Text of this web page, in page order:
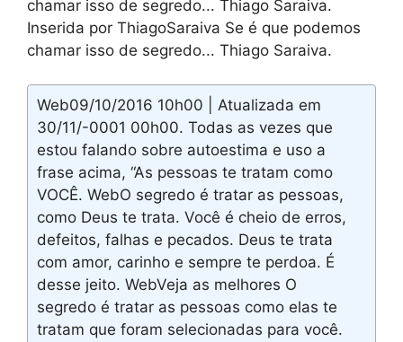
chamar isso de segredo... Thiago Saraiva.
Inserida por ThiagoSaraiva Se é que podemos
chamar isso de segredo... Thiago Saraiva.
Web09/10/2016 10h00 | Atualizada em
30/11/-0001 00h00. Todas as vezes que
estou falando sobre autoestima e uso a
frase acima, “As pessoas te tratam como
VOCÊ. WebO segredo é tratar as pessoas,
como Deus te trata. Você é cheio de erros,
defeitos, falhas e pecados. Deus te trata
com amor, carinho e sempre te perdoa. É
desse jeito. WebVeja as melhores O
segredo é tratar as pessoas como elas te
tratam que foram selecionadas para você.